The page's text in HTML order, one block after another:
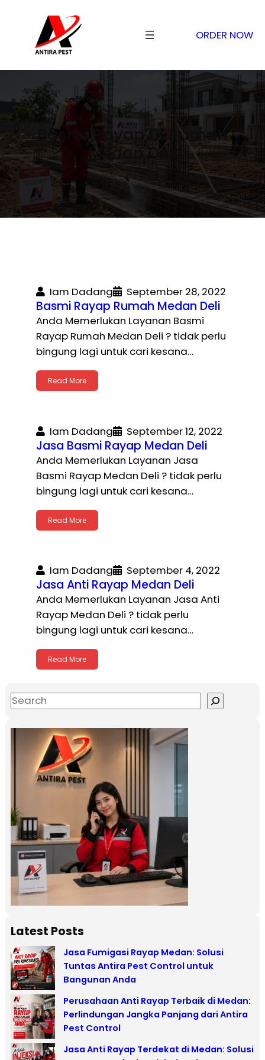
ORDER NOW
Basmi Rayap Di Rumah
Medan Deli
Iam Dadang September 28, 2022
Basmi Rayap Rumah Medan Deli
Anda Memerlukan Layanan Basmi
Rayap Rumah Medan Deli ? tidak perlu
bingung lagi untuk cari kesana…
Read More
Iam Dadang September 12, 2022
Jasa Basmi Rayap Medan Deli
Anda Memerlukan Layanan Jasa
Basmi Rayap Medan Deli ? tidak perlu
bingung lagi untuk cari kesana…
Read More
Iam Dadang September 4, 2022
Jasa Anti Rayap Medan Deli
Anda Memerlukan Layanan Jasa Anti
Rayap Medan Deli ? tidak perlu
bingung lagi untuk cari kesana…
Read More
Latest Posts
Jasa Fumigasi Rayap Medan: Solusi
Tuntas Antira Pest Control untuk
Bangunan Anda
Perusahaan Anti Rayap Terbaik di Medan:
Perlindungan Jangka Panjang dari Antira
Pest Control
Jasa Anti Rayap Terdekat di Medan: Solusi